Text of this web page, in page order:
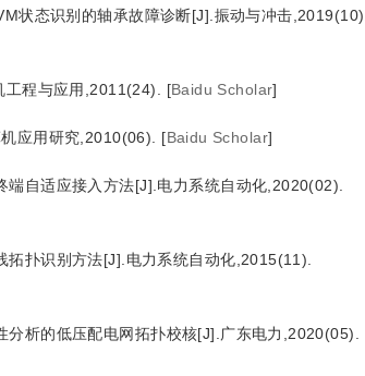
状态识别的轴承故障诊断[J].振动与冲击,2019(10).
程与应用,2011(24). [Baidu Scholar]
应用研究,2010(06). [Baidu Scholar]
自适应接入方法[J].电力系统自动化,2020(02).
扑识别方法[J].电力系统自动化,2015(11).
析的低压配电网拓扑校核[J].广东电力,2020(05).